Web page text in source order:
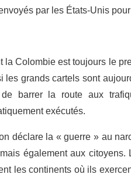
par les États-Unis
la Colombie est toujours le
les grands cartels sont
barrer la route aux
exécutés.
déclare la « guerre » au
mais également aux
les continents où ils